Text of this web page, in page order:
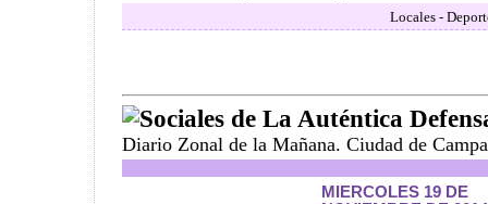
Locales -
Sociales de La Auténtica
Diario Zonal de la Mañana. Ciudad de
MIERCOLES 19 DE